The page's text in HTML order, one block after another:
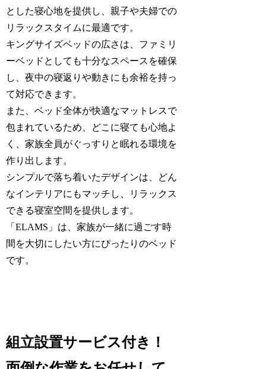
とした寝心地を提供し、親子や夫婦での
リラックスタイムに最適です。
キングサイズベッドの広さは、ファミリ
ーベッドとしても十分なスペースを確保
し、夜中の寝返りや動きにも余裕を持っ
て対応できます。
また、ベッド全体が快適なマットレスで
包まれているため、どこに寝ても心地よ
く、家族全員がぐっすりと眠れる環境を
作り出します。
シンプルで落ち着いたデザインは、どん
なインテリアにもマッチし、リラックス
できる寝室空間を提供します。
「ELAMS」は、家族が一緒に過ごす時
間を大切にしたい方にぴったりのベッド
です。
組立設置サービス付き！